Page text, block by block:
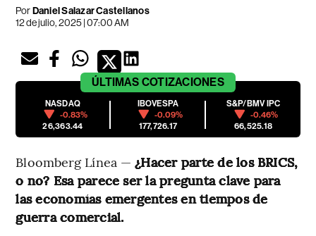
PorDaniel Salazar Castellanos
12 de julio, 2025 | 07:00 AM
ÚLTIMAS COTIZACIONES
NASDAQ
-0.83%
26,363.44
IBOVESPA
-0.09%
177,726.17
S&P/BMV IPC
-0.46%
66,525.18
Bloomberg Línea —¿Hacer parte de los BRICS,
o no? Esa parece ser la pregunta clave para
las economías emergentes en tiempos de
guerra comercial.